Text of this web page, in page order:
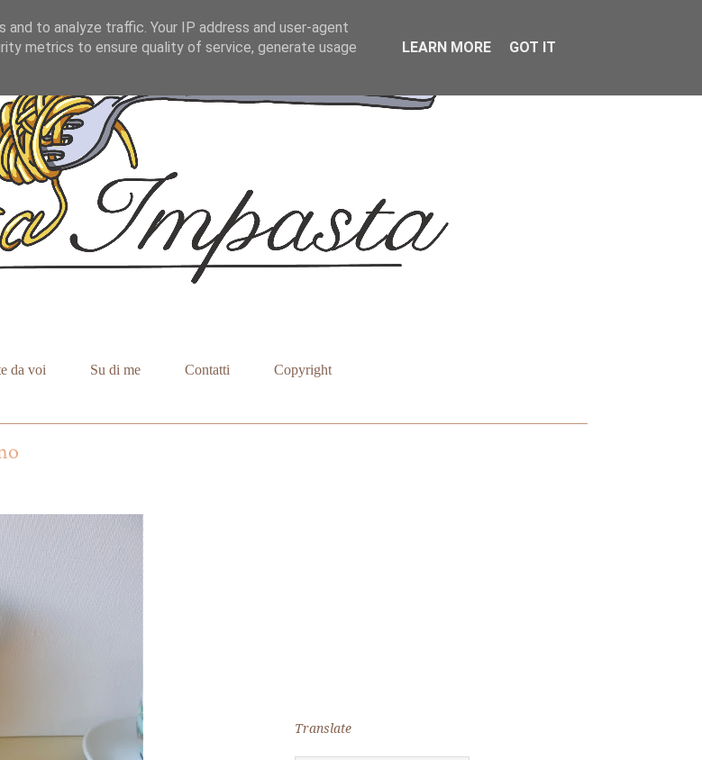
da voi Su di me Contatti Copyright
Translate
to analyze traffic. Your IP address and user-agent
metrics to ensure quality of service, generate usage
LEARN MORE GOT IT